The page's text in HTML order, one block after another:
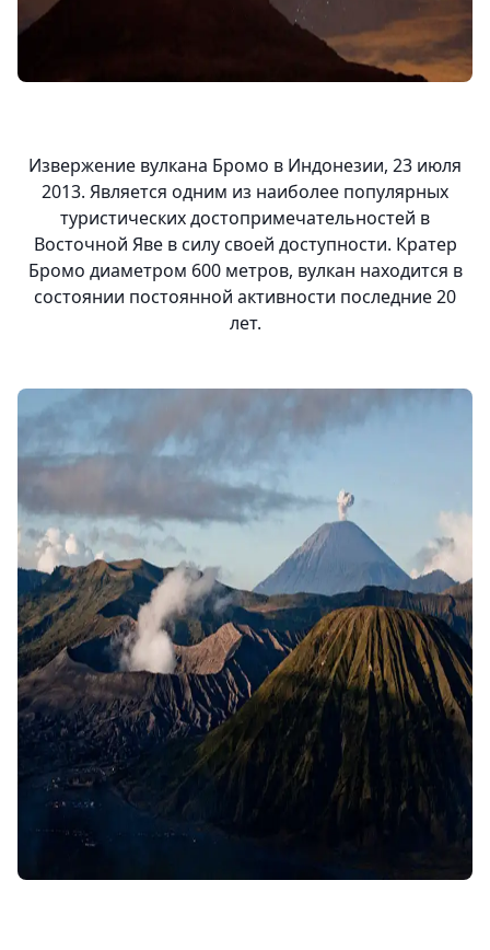
Извержение вулкана Бромо в Индонезии, 23 июля
2013. Является одним из наиболее популярных
туристических достопримечательностей в
Восточной Яве в силу своей доступности. Кратер
Бромо диаметром 600 метров, вулкан находится в
состоянии постоянной активности последние 20
лет.